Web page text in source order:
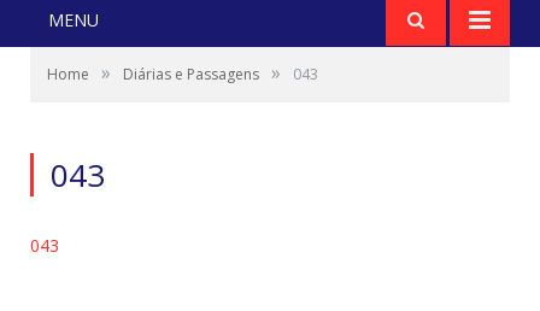
MENU
Home » Diárias e Passagens » 043
043
043